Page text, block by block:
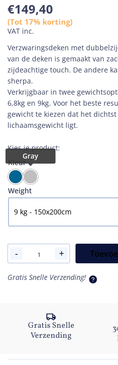
€149,40
(Tot 17% korting)
VAT inc.
Verzwaringsdeken met
van de deken is gemaakt van
zijdeachtige touch. De andere
sherpa.
Verkrijgbaar in twee
6,8kg en 9kg. Voor het beste
gewicht te kiezen dat het
lichaamsgewicht ligt.
Kies je product:
Kleur
Weight
-
Cozy
Verzwaringsdeken
aantal
+
Gratis Snelle Verzending!
Gratis Snelle
Verzending